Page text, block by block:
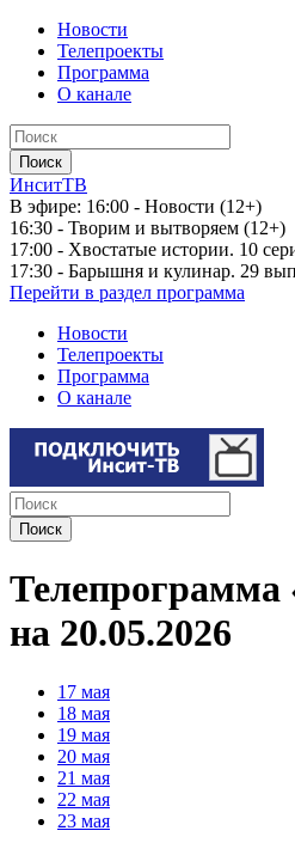
Новости
Телепроекты
Программа
О канале
ИнситТВ
В эфире: 16:00 - Новости (12+)
16:30 - Творим и вытворяем (12+)
17:00 - Хвостатые истории. 10
17:30 - Барышня и кулинар. 29
Перейти в раздел программа
Новости
Телепроекты
Программа
О канале
на 20.05.2026
17 мая
18 мая
19 мая
20 мая
21 мая
22 мая
23 мая